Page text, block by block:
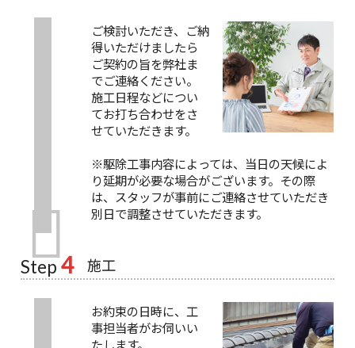
ご検討いただき、ご納
得いただけましたら
ご契約の旨を弊社ま
でご連絡ください。
施工日程などについ
てお打ち合わせをさ
せていただきます。
※駆除工事内容によっては、当日の天候によ
り延期が必要な場合がございます。その際
は、スタッフが事前にご連絡させていただき
別日で調整させていただきます。
Step 4 施工
お約束の日時に、工
事担当者がお伺いい
たします。